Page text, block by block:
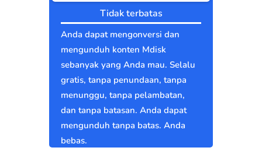
Tidak terbatas
Anda dapat mengonversi dan
mengunduh konten Mdisk
sebanyak yang Anda mau. Selalu
gratis, tanpa penundaan, tanpa
menunggu, tanpa pelambatan,
dan tanpa batasan. Anda dapat
mengunduh tanpa batas. Anda
bebas.